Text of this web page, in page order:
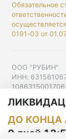
Обязательное
0191-03 от
ООО "РУБИН"
ИНН:
1086315001706
Ульяновская
Согласие на
Политика
ДО КОНЦА
0 дней